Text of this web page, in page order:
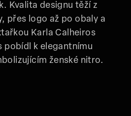
Kvalita designu těží z
přes logo až po obaly a
Karla Calheiros
pobídl k elegantnímu
ženské nitro.